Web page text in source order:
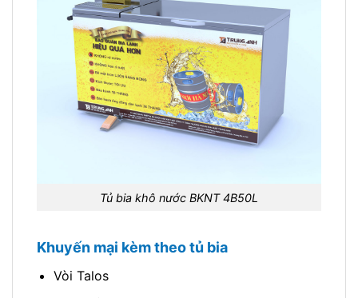
Tủ bia khô nước BKNT 4B50L
Khuyến mại kèm theo tủ bia
Vòi Talos